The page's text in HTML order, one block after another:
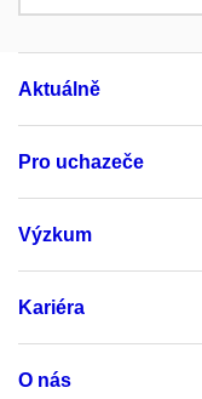
Aktuálně
Pro uchazeče
Výzkum
Kariéra
O nás